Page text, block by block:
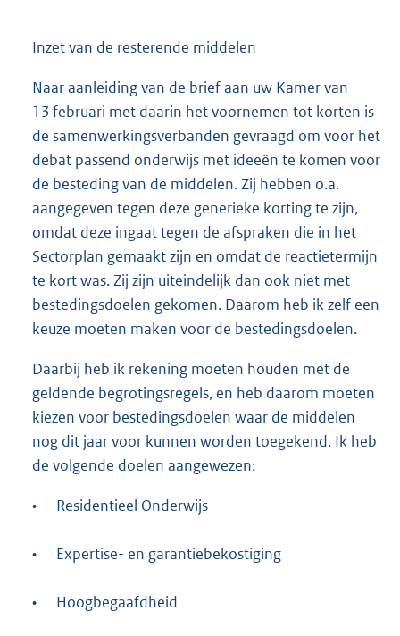
Inzet van de resterende middelen
Naar aanleiding van de brief aan uw Kamer van
13 februari met daarin het voornemen tot korten is
de samenwerkingsverbanden gevraagd om voor het
debat passend onderwijs met ideeën te komen voor
de besteding van de middelen. Zij hebben o.a.
aangegeven tegen deze generieke korting te zijn,
omdat deze ingaat tegen de afspraken die in het
Sectorplan gemaakt zijn en omdat de reactietermijn
te kort was. Zij zijn uiteindelijk dan ook niet met
bestedingsdoelen gekomen. Daarom heb ik zelf een
keuze moeten maken voor de bestedingsdoelen.
Daarbij heb ik rekening moeten houden met de
geldende begrotingsregels, en heb daarom moeten
kiezen voor bestedingsdoelen waar de middelen
nog dit jaar voor kunnen worden toegekend. Ik heb
de volgende doelen aangewezen:
• Residentieel Onderwijs
• Expertise- en garantiebekostiging
• Hoogbegaafdheid